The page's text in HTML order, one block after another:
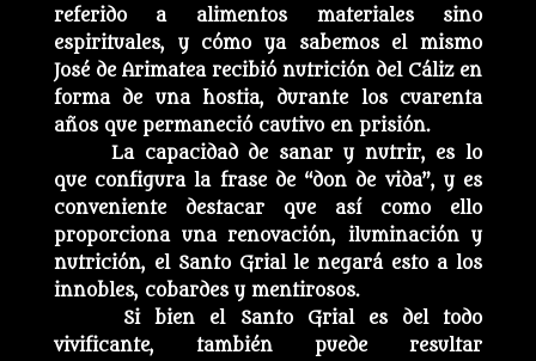
referido a alimentos materiales sino
espirituales, y cómo ya sabemos el mismo
José de Arimatea recibió nutrición del Cáliz en
forma de una hostia, durante los cuarenta
años que permaneció cautivo en prisión.
La capacidad de sanar y nutrir, es lo
que configura la frase de “don de vida”, y es
conveniente destacar que así como ello
proporciona una renovación, iluminación y
nutrición, el Santo Grial le negará esto a los
innobles, cobardes y mentirosos.
Si bien el Santo Grial es del todo
vivificante, también puede resultar